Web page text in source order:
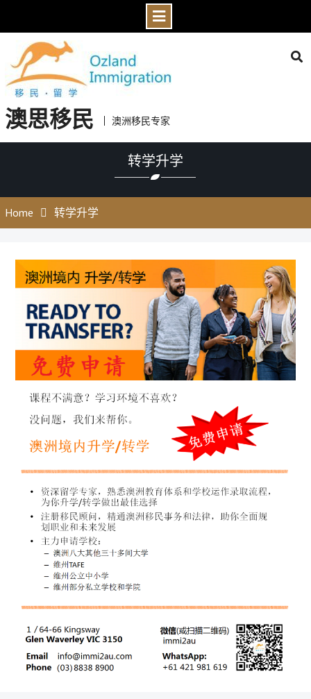
content
澳思移民 澳洲移民专家
转学升学
Home 转学升学